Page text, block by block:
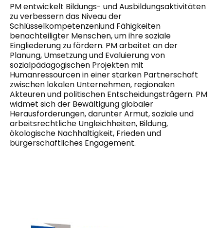
PM entwickelt Bildungs- und Ausbildungsaktivitäten
zu verbesserndas Niveau der
Schlüsselkompetenzeniund Fähigkeiten
benachteiligter Menschen, um ihre soziale
Eingliederung zu fördern. PM arbeitet an der
Planung, Umsetzung und Evaluierung von
sozialpädagogischen Projekten mit
Humanressourcen in einer starken Partnerschaft
zwischen lokalen Unternehmen, regionalen
Akteuren und politischen Entscheidungsträgern. PM
widmet sich der Bewältigung globaler
Herausforderungen, darunter Armut, soziale und
arbeitsrechtliche Ungleichheiten, Bildung,
ökologische Nachhaltigkeit, Frieden und
bürgerschaftliches Engagement.